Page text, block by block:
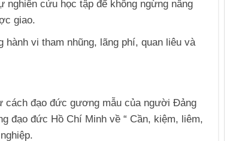
cứu học tập để không ngừng nâng
giao.
vi tham nhũng, lãng phí, quan liêu và
cách đạo đức gương mẫu của người Đảng
đạo đức Hồ Chí Minh về “ Cần, kiệm, liêm,